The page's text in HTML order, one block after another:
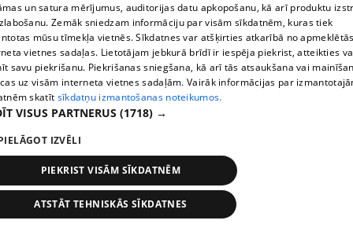
pirms 1 nedēļas, 2 dienām
Ogas un sēnes šogad dārgākas, bet uzpirkšanas
punktos to krietni mazāk
409. epizode
un satura mērījumus, auditorijas datu apkopošanu, kā arī produktu
Zemāk sniedzam informāciju par visām sīkdatnēm, kuras tiek
mūsu tīmekļa vietnēs. Sīkdatnes var atšķirties atkarībā no
vietnes sadaļas. Lietotājam jebkurā brīdī ir iespēja piekrist, atteikties
savu piekrišanu. Piekrišanas sniegšana, kā arī tās atsaukšana vai
uz visām interneta vietnes sadaļām. Vairāk informācijas par
skatīt sīkdatņu izmantošanas noteikumos.
VISUS PARTNERUS (1718) →
IZVĒLI
PIEKRIST VISĀM SĪKDATNĒM
ATSTĀT TEHNISKĀS SĪKDATNES